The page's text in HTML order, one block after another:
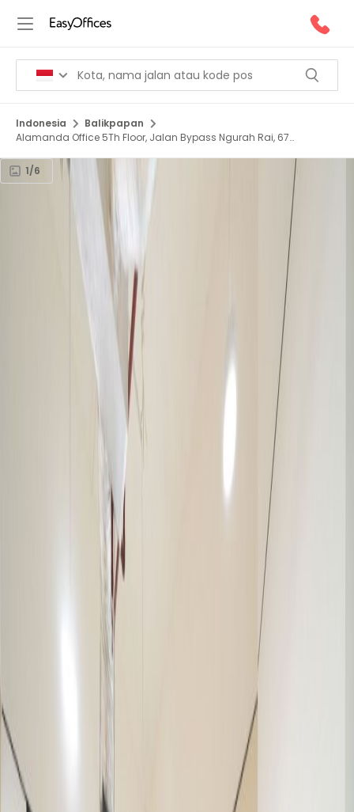
Indonesia
Balikpapan
Alamanda Office 5Th Floor, Jalan Bypass Ngurah Rai, 67
1/6
Ruang Kantor untuk
Disewakan di
Alamanda Office 5th
floor, Jalan Bypass
Ngurah Rai, 67
Kedonganan Kuta -
Badung, 80361
Fasilitas di ruang kerja ini
Lift